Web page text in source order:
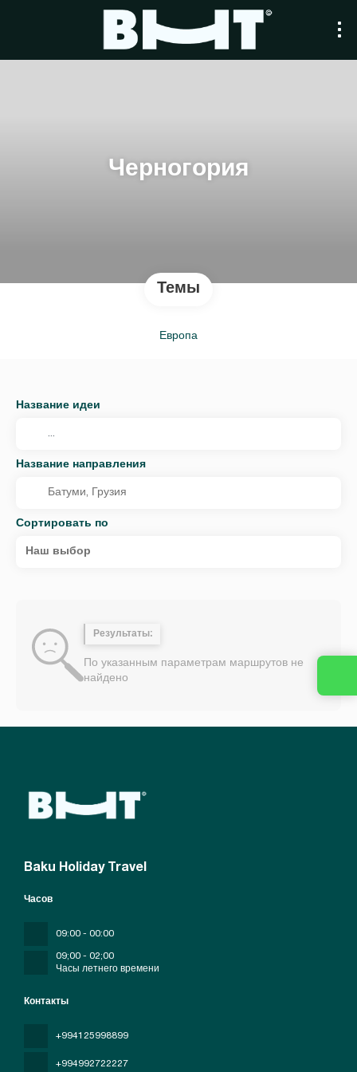
Черногория
Темы
Европа
Название идеи
Название направления
Сортировать по
Наш выбор
Результаты:
По указанным параметрам маршрутов не
найдено
Baku Holiday Travel
Контакты
+994125998899
+994992722227
Часов
09:00 - 00:00
09;00 - 02;00
Часы летнего времени